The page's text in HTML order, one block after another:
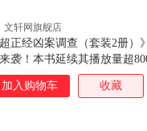
超正经凶案调查（套装2册
袭！本书延续其播放量超
，层层剖析并延伸案件细
感！◆ 谣言的天敌是思考，
文轩网旗舰店
加入购物车 收藏